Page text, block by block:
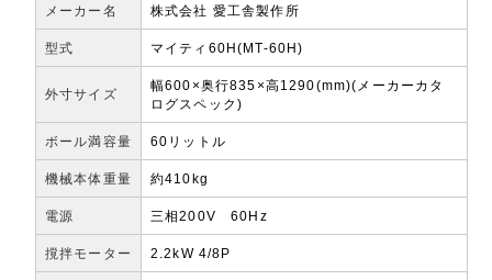
メーカー名 株式会社 愛工舎製作所
型式 マイティ60H(MT-60H)
外寸サイズ
幅600×奥行835×高1290(mm)(メーカーカタ
ログスペック)
ボール満容量 60リットル
機械本体重量 約410kg
電源 三相200V 60Hz
撹拌モーター 2.2kW 4/8P